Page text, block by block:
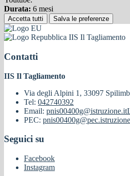
Durata: 6 mesi
Accetta tutti Salva le preferenze
IIS Il Tagliamento
Contatti
IIS Il Tagliamento
Via degli Alpini 1, 33097
Tel: 042740392
Email: pnis00400g@istruzione.it
PEC:
Seguici su
Facebook
Instagram